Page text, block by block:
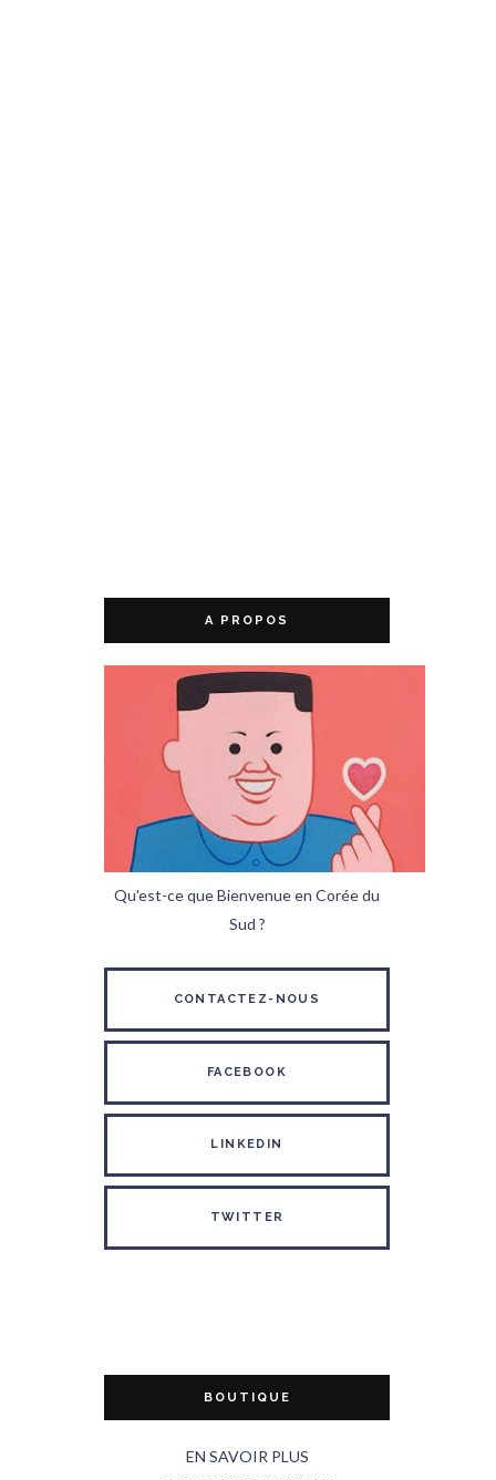
A PROPOS
Qu'est-ce que Bienvenue en Corée du
Sud ?
CONTACTEZ-NOUS
FACEBOOK
LINKEDIN
TWITTER
BOUTIQUE
EN SAVOIR PLUS